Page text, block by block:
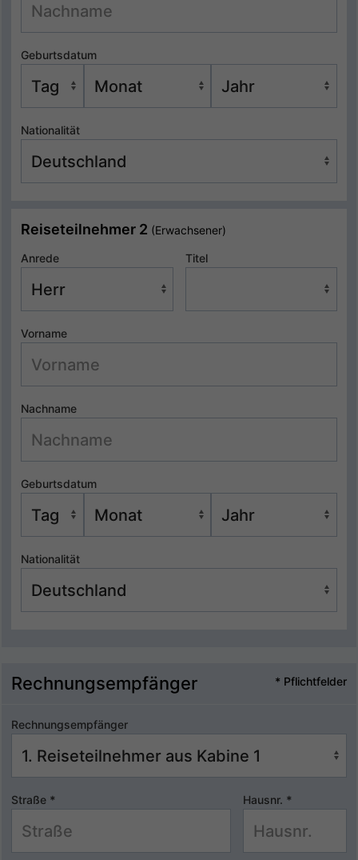
Geburtsdatum
Nationalität
Reiseteilnehmer 2 (Erwachsener)
Anrede Titel
Vorname
Nachname
Geburtsdatum
Nationalität
Rechnungsempfänger * Pflichtfelder
Rechnungsempfänger
Straße * Hausnr. *